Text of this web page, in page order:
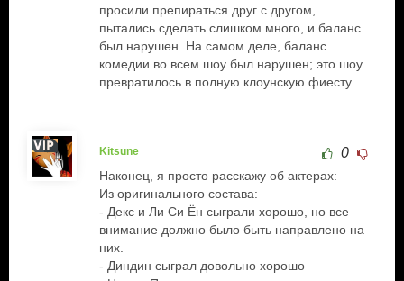
просили препираться друг с другом,
пытались сделать слишком много, и баланс
был нарушен. На самом деле, баланс
комедии во всем шоу был нарушен; это шоу
превратилось в полную клоунскую фиесту.
Kitsune 0
Наконец, я просто расскажу об актерах:
Из оригинального состава:
- Декс и Ли Си Ён сыграли хорошо, но все
внимание должно было быть направлено на
них.
- Диндин сыграл довольно хорошо